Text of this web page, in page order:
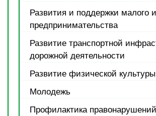
Развития и поддержки малого
предпринимательства
Развитие транспортной
дорожной деятельности
Развитие физической
Молодежь
Профилактика правонарушений